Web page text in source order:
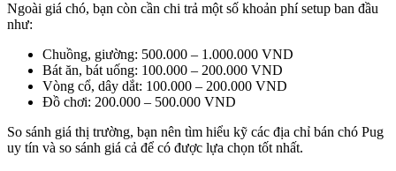
Ngoài giá chó, bạn còn cần chi trả một số khoản phí setup ban đầu
như:
Chuồng, giường: 500.000 – 1.000.000 VND
Bát ăn, bát uống: 100.000 – 200.000 VND
Vòng cổ, dây dắt: 100.000 – 200.000 VND
Đồ chơi: 200.000 – 500.000 VND
So sánh giá thị trường, bạn nên tìm hiểu kỹ các địa chỉ bán chó Pug
uy tín và so sánh giá cả để có được lựa chọn tốt nhất.